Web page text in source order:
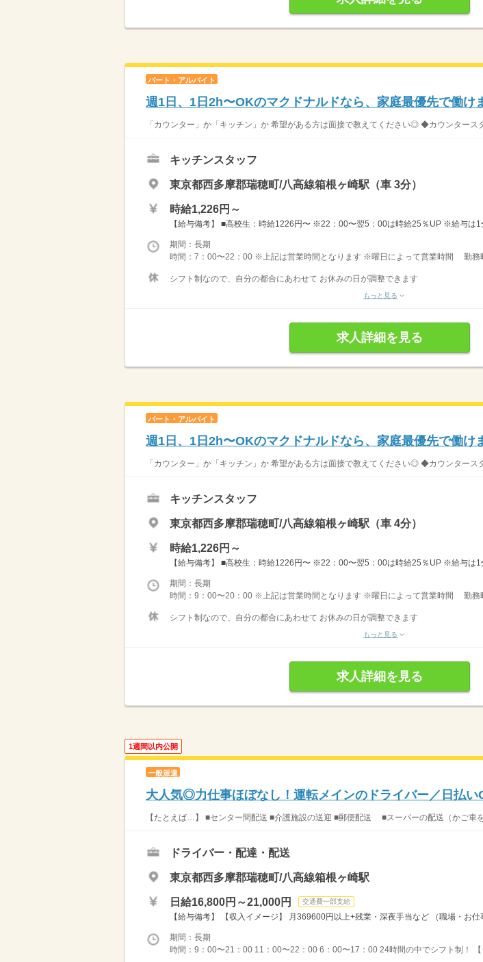
パート・アルバイト
週1日、1日2h〜OKのマクドナルドなら、家庭最優先で働け
「カウンター」か「キッチン」か 希望がある方は面接で教えてください◎ ◆カウンタース
キッチンスタッフ
東京都西多摩郡瑞穂町/八高線箱根ヶ崎駅（車 3分）
時給1,226円～
【給与備考】 ■高校生：時給1226円〜 ※22：00〜翌5：00は時給25％UP ※給与は1
期間：長期
時間：7：00〜22：00 ※上記は営業時間となります ※曜日によって営業時間 勤務
シフト制なので、自分の都合にあわせて お休みの日が調整できます
もっと見る
求人詳細を見る
パート・アルバイト
週1日、1日2h〜OKのマクドナルドなら、家庭最優先で働け
「カウンター」か「キッチン」か 希望がある方は面接で教えてください◎ ◆カウンタース
キッチンスタッフ
東京都西多摩郡瑞穂町/八高線箱根ヶ崎駅（車 4分）
時給1,226円～
【給与備考】 ■高校生：時給1226円〜 ※22：00〜翌5：00は時給25％UP ※給与は1
期間：長期
時間：9：00〜20：00 ※上記は営業時間となります ※曜日によって営業時間 勤務
シフト制なので、自分の都合にあわせて お休みの日が調整できます
もっと見る
求人詳細を見る
1週間以内公開
一般派遣
大人気◎力仕事ほぼなし！運転メインのドライバー／日払い
【たとえば…】 ■センター間配送 ■介護施設の送迎 ■郵便配送 ■スーパーの配送（かご車
ドライバー・配達・配送
東京都西多摩郡瑞穂町/八高線箱根ヶ崎駅
日給16,800円～21,000円 交通費一部支給
【給与備考】 【収入イメージ】 月369600円以上+残業・深夜手当など （職場・お仕
期間：長期
時間：9：00〜21：00 11：00〜22：00 6：00〜17：00 24時間の中でシフト制！